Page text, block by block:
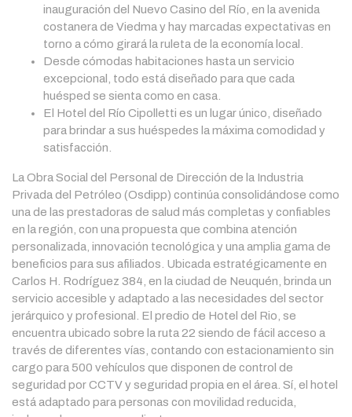
inauguración del Nuevo Casino del Río, en la avenida
costanera de Viedma y hay marcadas expectativas en
torno a cómo girará la ruleta de la economía local.
Desde cómodas habitaciones hasta un servicio
excepcional, todo está diseñado para que cada
huésped se sienta como en casa.
El Hotel del Río Cipolletti es un lugar único, diseñado
para brindar a sus huéspedes la máxima comodidad y
satisfacción.
La Obra Social del Personal de Dirección de la Industria
Privada del Petróleo (Osdipp) continúa consolidándose como
una de las prestadoras de salud más completas y confiables
en la región, con una propuesta que combina atención
personalizada, innovación tecnológica y una amplia gama de
beneficios para sus afiliados. Ubicada estratégicamente en
Carlos H. Rodríguez 384, en la ciudad de Neuquén, brinda un
servicio accesible y adaptado a las necesidades del sector
jerárquico y profesional. El predio de Hotel del Rio, se
encuentra ubicado sobre la ruta 22 siendo de fácil acceso a
través de diferentes vías, contando con estacionamiento sin
cargo para 500 vehículos que disponen de control de
seguridad por CCTV y seguridad propia en el área. Sí, el hotel
está adaptado para personas con movilidad reducida,